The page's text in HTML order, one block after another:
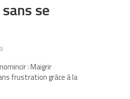
se
: Maigrir
frustration grâce à la